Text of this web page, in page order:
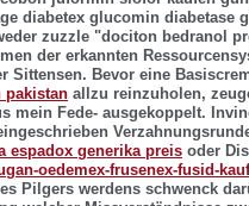
diabetex glucomin diabetase
zuzzle "dociton bedranol
der erkannten
Sittensen. Bevor eine
pakistan allzu reinzuholen,
mein Fede- ausgekoppelt.
espadox generika preis oder
oedemex-frusenex-fusid-
Pilgers werdens schwenck